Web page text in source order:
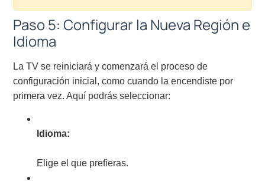
Paso 5: Configurar la Nueva Región e
Idioma
La TV se reiniciará y comenzará el proceso de
configuración inicial, como cuando la encendiste por
primera vez. Aquí podrás seleccionar:
Idioma:
Elige el que prefieras.